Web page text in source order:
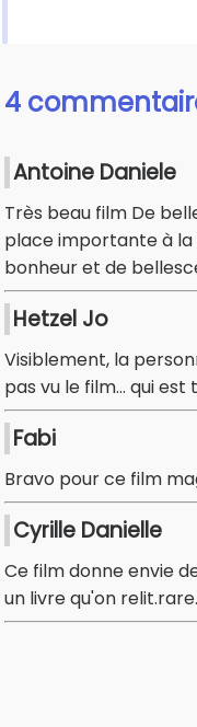
4
Antoine Daniele
Très beau film De
place importante à la
bonheur et de
Hetzel Jo
Visiblement, la
pas vu le film... qui
Fabi
Bravo pour ce film
Cyrille Danielle
Ce film donne envie
un livre qu'on relit.rare.